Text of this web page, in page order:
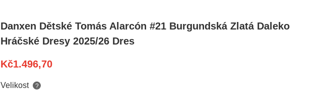
Danxen Dětské Tomás Alarcón #21 Burgundská Zlatá Daleko
Hráčské Dresy 2025/26 Dres
Kč1.496,70
Velikost ?